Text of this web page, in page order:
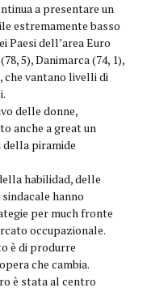
a presentare un
estremamente basso
Paesi dell’area Euro
5), Danimarca (74, 1),
che vantano livelli di
delle donne,
anche a great un
piramide
habilidad, delle
hanno
per much fronte
occupazionale.
è di produrre
che cambia.
è stata al centro